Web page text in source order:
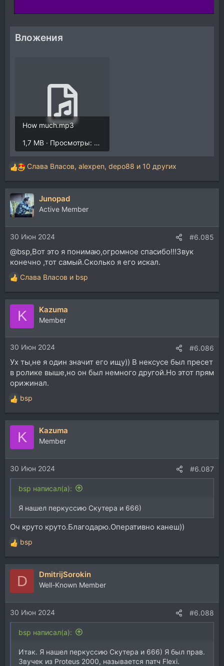
Вложения
How much.mp3
1,7 MB · Просмотры: 1.463
Р
е
а
к
ц
и
и
:
Слава Власов, alexpen, depo88 и 10 других
Junopad
Active Member
30 Июн 2024 #6.085
@bsp,Вот это я понимаю,огромное спасибо!!!Звук
конечно ,тот самый.Сколько я его искал.
Р
е
а
и
и
:
Слава Власов и bsp
K Kazuma
Member
30 Июн 2024 #6.086
Ух ты,не я один значит его ищу)) В нексусе был пресет
в ролике выше,но он был немного другой.Но этот прям
орижинал.
Р
е
а
и
и
:
bsp
K Kazuma
Member
30 Июн 2024 #6.087
bsp написал(а):
Я нашел перкуссию Скутера и 666)
Оч круто круто.Благодарю.Оперативно канеш))
Р
е
а
и
и
:
bsp
D DmitrijSorokin
Well-Known Member
30 Июн 2024 #6.088
bsp написал(а):
Итак. Я нашел перкуссию Скутера и 666) Я был прав.
Звучек из Proteus 2000, называется патч Flexi.